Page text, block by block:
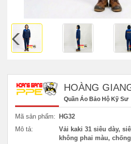
HOÀNG
Quần Áo Bảo Hộ Kỹ Sư
Mã sản phẩm:
HG32
Mô tả:
Vải kaki 31 siêu dày,
không phai màu,